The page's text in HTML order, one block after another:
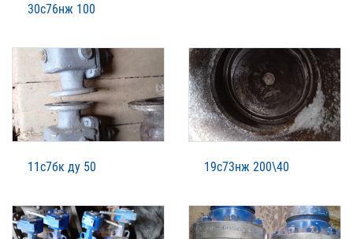
30с76нж 100
11с7бк ду 50 19с73нж 200\40